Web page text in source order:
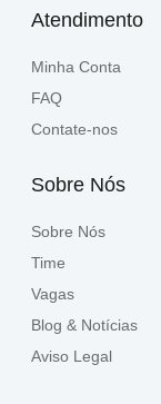
Atendimento
Minha Conta
FAQ
Contate-nos
Sobre Nós
Sobre Nós
Time
Vagas
Blog & Notícias
Aviso Legal